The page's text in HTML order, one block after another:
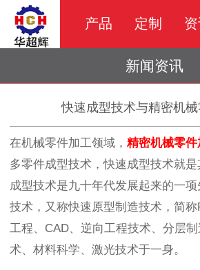
产品 定制
新闻资讯
快速成型技术与精密机
在机械零件加工领域， 精密机械零
多零件成型技术，快速成型技术就
成型技术是九十年代发展起来的一
技术，又称快速原型制造技术，简
工程、CAD、逆向工程技术、分层
术、材料科学、激光技术于一身。